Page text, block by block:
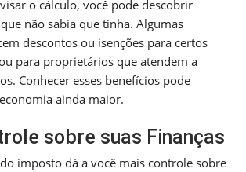
o cálculo, você pode descobrir
não sabia que tinha. Algumas
descontos ou isenções para certos
para proprietários que atendem a
Conhecer esses benefícios pode
ainda maior.
sobre suas Finanças
imposto dá a você mais controle sobre